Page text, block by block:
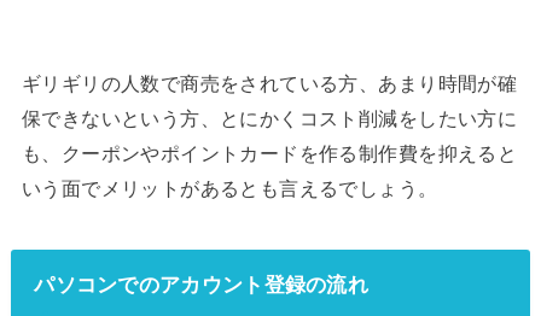
ギリギリの人数で商売をされている方、あまり時間が確
保できないという方、とにかくコスト削減をしたい方に
も、クーポンやポイントカードを作る制作費を抑えると
いう面でメリットがあるとも言えるでしょう。
パソコンでのアカウント登録の流れ